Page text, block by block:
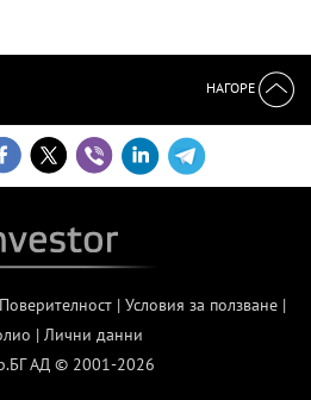
НАГОРЕ
Поверителност| Условия за ползване|
| Лични данни
АД © 2001-2026